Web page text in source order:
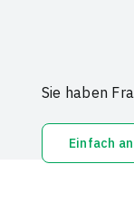
Sie haben
Einfach